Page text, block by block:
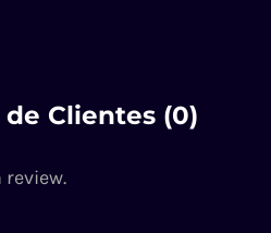
Clientes (0)